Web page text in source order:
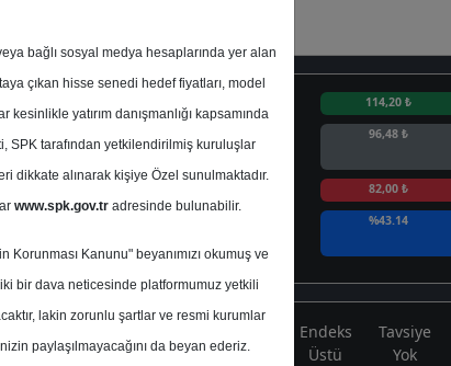
En Yüksek Tahmin 114,20 ₺
Ortalama Fiyat
Tahmini
96,48 ₺
82,00 ₺
Potansiyeli
%43.14
Endeks
Üstü
Tavsiye
Yok
bağlı sosyal medya hesaplarında yer alan
çıkan hisse senedi hedef fiyatları, model
yatırım danışmanlığı kapsamında
SPK tarafından yetkilendirilmiş kuruluşlar
dikkate alınarak kişiye Özel sunulmaktadır.
www.spk.gov.tradresinde bulunabilir.
Kanunu" beyanımızı okumuş ve
bir dava neticesinde platformumuz yetkili
lakin zorunlu şartlar ve resmi kurumlar
paylaşılmayacağını da beyan ederiz.